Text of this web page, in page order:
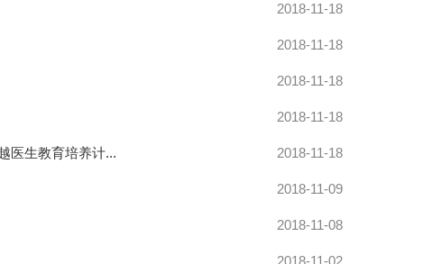
2018-11-18
2018-11-18
2018-11-18
2018-11-18
医生教育培养计... 2018-11-18
2018-11-09
2018-11-08
2018-11-02